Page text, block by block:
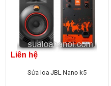
Liên hệ
Sửa loa JBL Nano k5